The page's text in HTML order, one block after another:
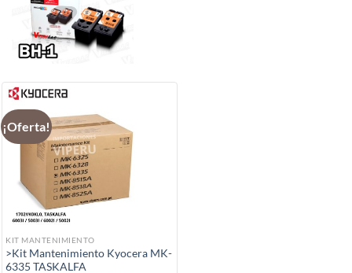
¡Oferta!
KIT MANTENIMIENTO
>Kit Mantenimiento Kyocera MK-
6335 TASKALFA